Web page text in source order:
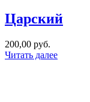
Царский
200,00 руб.
Читать далее